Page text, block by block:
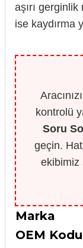
aşırı
ise kaydırma
kontrolü
Soru
geçin.
ekibimiz
Marka
OEM Kodu